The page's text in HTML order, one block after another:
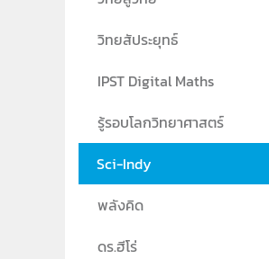
วิทยสัประยุทธ์
IPST Digital Maths
รู้รอบโลกวิทยาศาสตร์
Sci-Indy
พลังคิด
ดร.ฮีโร่